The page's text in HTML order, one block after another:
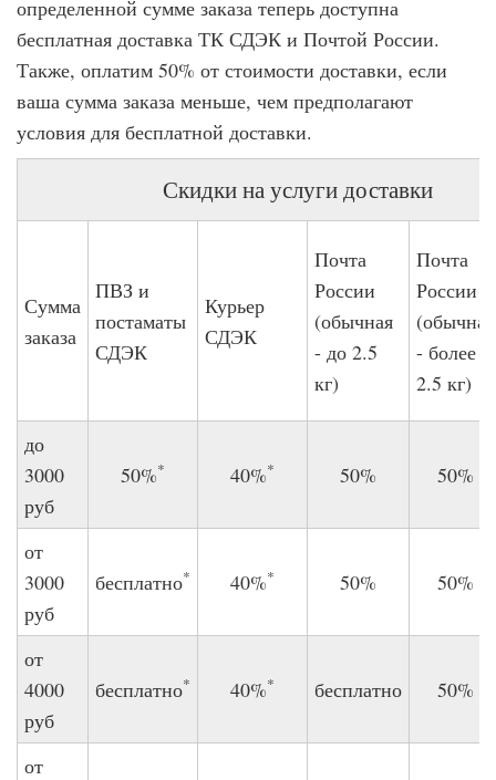
определенной сумме заказа теперь доступна
бесплатная доставка ТК СДЭК и Почтой России.
Также, оплатим 50% от стоимости доставки, если
ваша сумма заказа меньше, чем предполагают
условия для бесплатной доставки.
Скидки на услуги доставки
Сумма
заказа
ПВЗ и
постаматы
СДЭК
Курьер
СДЭК
Почта
России
(обычная
- до 2.5
кг)
Почта
России
(обычная
- более
2.5 кг)
до
3000
руб
50%* 40%* 50% 50%
от
3000
руб
бесплатно* 40%* 50% 50%
от
4000
руб
бесплатно* 40%* бесплатно 50%
от